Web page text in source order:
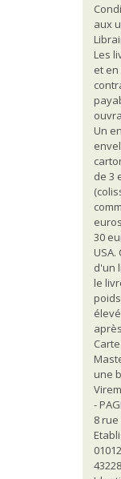
aux
Les
et
Un
de 3
30
d'un
le
une
-
8 rue